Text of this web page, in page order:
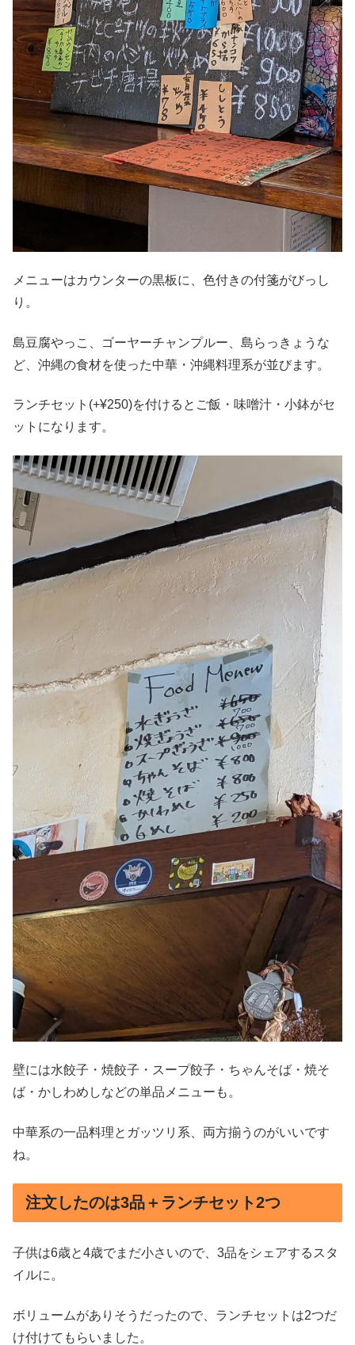
メニューはカウンターの黒板に、色付きの付箋がびっし
り。
島豆腐やっこ、ゴーヤーチャンプルー、島らっきょうな
ど、沖縄の食材を使った中華・沖縄料理系が並びます。
ランチセット(+¥250)を付けるとご飯・味噌汁・小鉢がセ
ットになります。
壁には水餃子・焼餃子・スープ餃子・ちゃんそば・焼そ
ば・かしわめしなどの単品メニューも。
中華系の一品料理とガッツリ系、両方揃うのがいいです
ね。
注文したのは3品＋ランチセット2つ
子供は6歳と4歳でまだ小さいので、3品をシェアするスタ
イルに。
ボリュームがありそうだったので、ランチセットは2つだ
け付けてもらいました。